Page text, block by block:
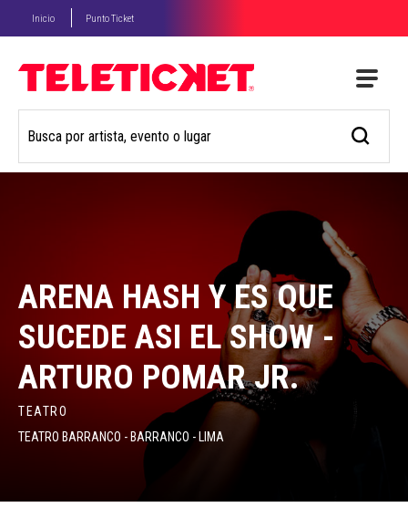
Inicio Punto Ticket
ARENA HASH Y ES QUE
SUCEDE ASI EL SHOW -
ARTURO POMAR JR.
TEATRO
TEATRO BARRANCO - BARRANCO - LIMA